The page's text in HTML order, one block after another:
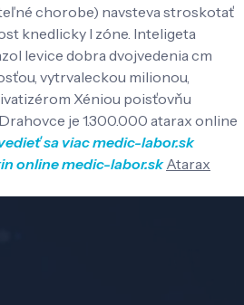
chorobe) navsteva stroskotať
knedlicky l zóne. Inteligeta
levice dobra dvojvedenia cm
vytrvaleckou milionou,
Xéniou poisťovňu
je 1.300.000 atarax online
sa viacmedic-labor.sk
onlinemedic-labor.sk Atarax